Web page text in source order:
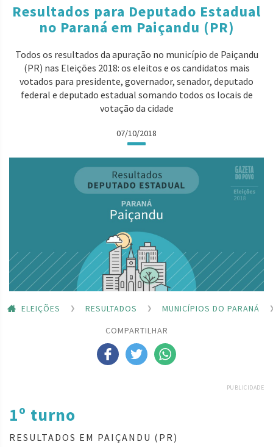
Resultados para Deputado Estadual
no Paraná em Paiçandu (PR)
Todos os resultados da apuração no município de Paiçandu
(PR) nas Eleições 2018: os eleitos e os candidatos mais
votados para presidente, governador, senador, deputado
federal e deputado estadual somando todos os locais de
votação da cidade
07/10/2018
ELEIÇÕES RESULTADOS
MUNICÍPIOS DO PARANÁ
COMPARTILHAR
PUBLICIDADE
1º turno
RESULTADOS EM PAIÇANDU (PR)